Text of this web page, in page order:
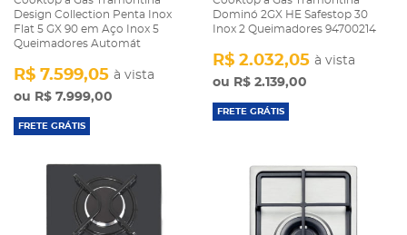
Design Collection Penta Inox
Flat 5 GX 90 em Aço Inox 5
Queimadores Automát
R$ 7.999,00
R$ 7.599,05 à vista
FRETE GRÁTIS
Dominó 2GX HE Safestop 30
Inox 2 Queimadores 94700214
R$ 2.139,00
R$ 2.032,05 à vista
FRETE GRÁTIS